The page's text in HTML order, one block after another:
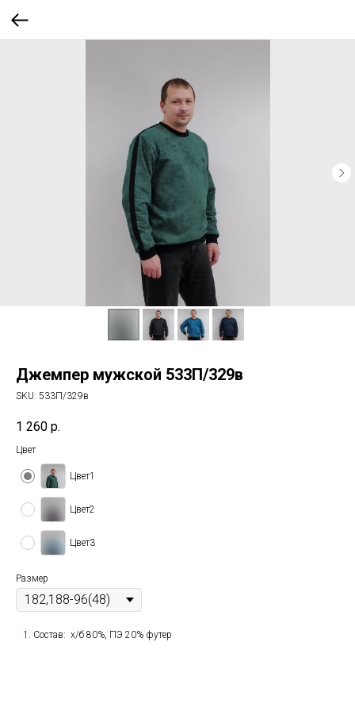
Джемпер мужской 533П/329в
SKU: 533П/329в
1 260 р.
Цвет
Цвет1
Цвет2
Цвет3
Размер
Состав: х/б 80%, ПЭ 20% футер